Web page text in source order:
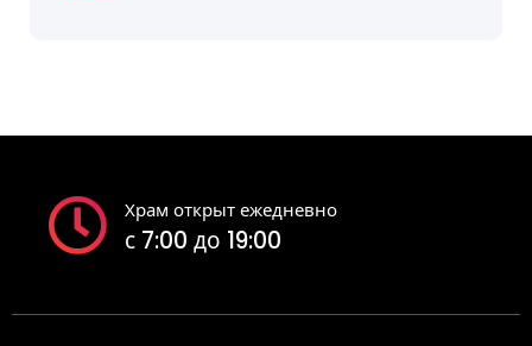
Храм открыт ежедневно
с 7:00 до 19:00